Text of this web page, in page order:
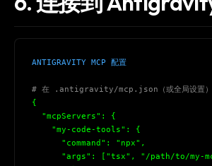
ANTIGRAVITY MCP 配置
# 在 .antigravity/mcp.json（或全局设置）
{
"mcpServers": {
"my-code-tools": {
"command": "npx",
"args": ["tsx", "/path/to/my-
Get the weekly digest